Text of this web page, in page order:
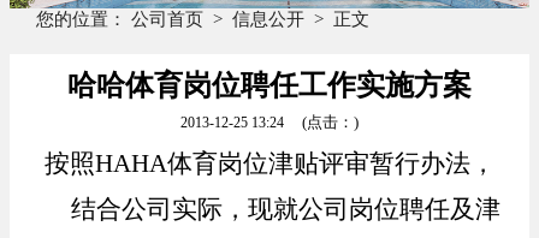
您的位置： 公司首页> 信息公开> 正文
哈哈体育岗位聘任工作实施方案
2013-12-25 13:24 (点击： )
按照HAHA体育岗位津贴评审暂行办法，
结合公司实际，现就公司岗位聘任及津